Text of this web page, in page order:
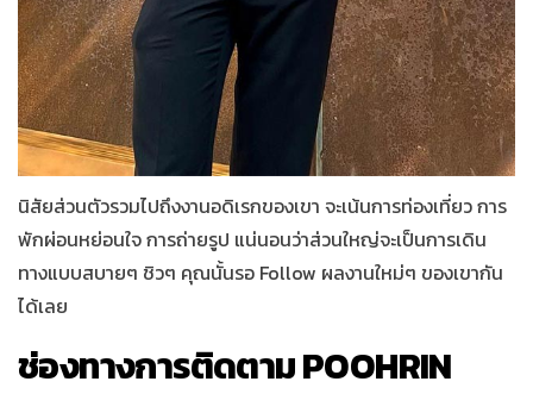
นิสัยส่วนตัวรวมไปถึงงานอดิเรกของเขา จะเน้นการท่องเที่ยว การ
พักผ่อนหย่อนใจ การถ่ายรูป แน่นอนว่าส่วนใหญ่จะเป็นการเดิน
ทางแบบสบายๆ ชิวๆ คุณนั้นรอ Follow ผลงานใหม่ๆ ของเขากัน
ได้เลย
ช่องทางการติดตาม POOHRIN